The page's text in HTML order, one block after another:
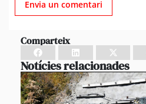
Comparteix
Notícies relacionades